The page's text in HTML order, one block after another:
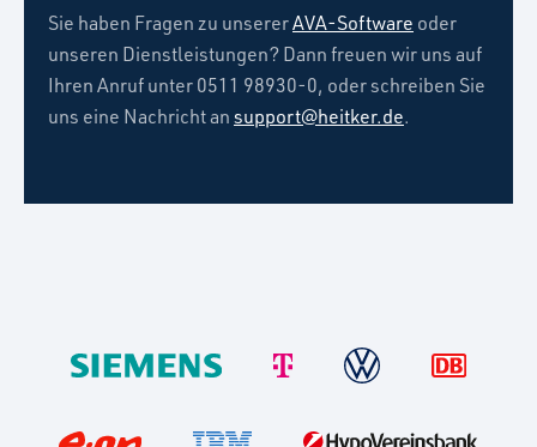
Sie haben Fragen zu unsererAVA-Software oder
unseren Dienstleistungen? Dann freuen wir uns auf
Ihren Anruf unter 0511 98930-0, oder schreiben Sie
uns eine Nachricht an support@heitker.de.